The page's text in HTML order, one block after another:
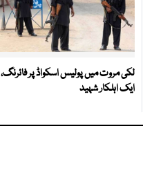
لکی مروت میں پولیس اسکواڈ پر فائرنگ،
ایک اہلکار شہید